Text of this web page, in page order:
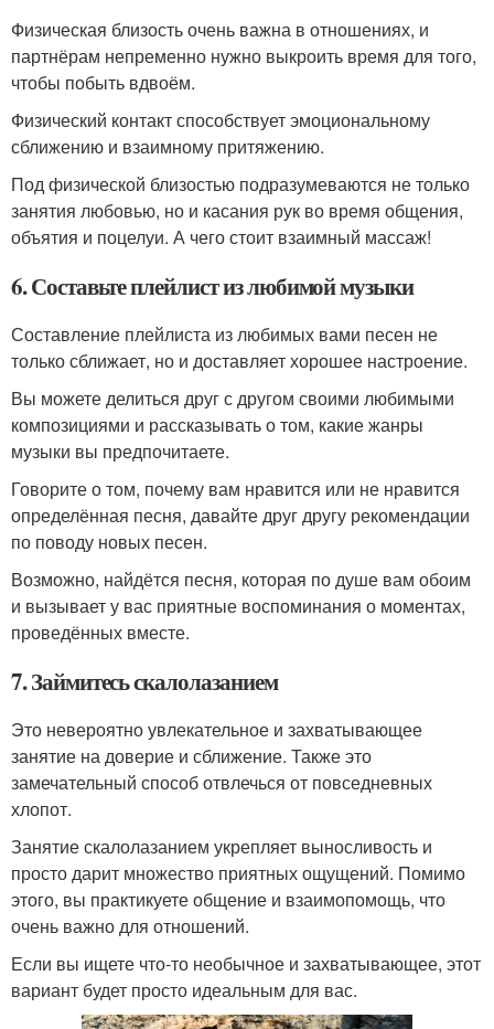
Физическая близость очень важна в отношениях, и
партнёрам непременно нужно выкроить время для того,
чтобы побыть вдвоём.
Физический контакт способствует эмоциональному
сближению и взаимному притяжению.
Под физической близостью подразумеваются не только
занятия любовью, но и касания рук во время общения,
объятия и поцелуи. А чего стоит взаимный массаж!
6. Составьте плейлист из любимой музыки
Составление плейлиста из любимых вами песен не
только сближает, но и доставляет хорошее настроение.
Вы можете делиться друг с другом своими любимыми
композициями и рассказывать о том, какие жанры
музыки вы предпочитаете.
Говорите о том, почему вам нравится или не нравится
определённая песня, давайте друг другу рекомендации
по поводу новых песен.
Возможно, найдётся песня, которая по душе вам обоим
и вызывает у вас приятные воспоминания о моментах,
проведённых вместе.
7. Займитесь скалолазанием
Это невероятно увлекательное и захватывающее
занятие на доверие и сближение. Также это
замечательный способ отвлечься от повседневных
хлопот.
Занятие скалолазанием укрепляет выносливость и
просто дарит множество приятных ощущений. Помимо
этого, вы практикуете общение и взаимопомощь, что
очень важно для отношений.
Если вы ищете что-то необычное и захватывающее, этот
вариант будет просто идеальным для вас.